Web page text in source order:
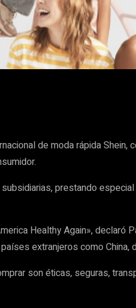
de moda rápida
prestando
Healthy Again», declaró
extranjeros como China,
son éticas, seguras,